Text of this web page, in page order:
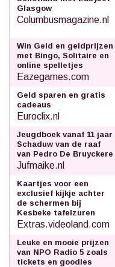
Glasgow
Columbusmagazine.nl
Win Geld en geldprijzen
met Bingo, Solitaire en
online spelletjes
Eazegames.com
Geld sparen en gratis
cadeaus
Euroclix.nl
Jeugdboek vanaf 11 jaar
Schaduw van de raaf
van Pedro De Bruyckere
Jufmaike.nl
Kaartjes voor een
exclusief kijkje achter
de schermen bij
Kesbeke tafelzuren
Extras.videoland.com
Leuke en mooie prijzen
van NPO Radio 5 zoals
tickets en goodies